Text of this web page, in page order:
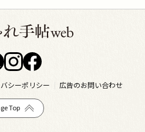
シーポリシー 広告のお問い合わせ
Top